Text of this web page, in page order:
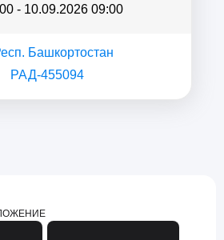
- 10.09.2026 09:00
Башкортостан
РАД-455094